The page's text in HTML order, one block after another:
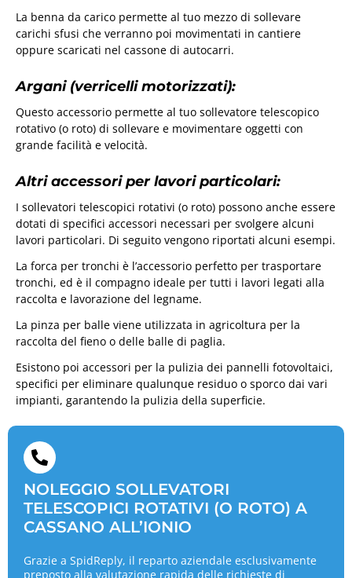
La benna da carico permette al tuo mezzo di sollevare
carichi sfusi che verranno poi movimentati in cantiere
oppure scaricati nel cassone di autocarri.
Argani (verricelli motorizzati):
Questo accessorio permette al tuo sollevatore telescopico
rotativo (o roto) di sollevare e movimentare oggetti con
grande facilità e velocità.
Altri accessori per lavori particolari:
I sollevatori telescopici rotativi (o roto) possono anche essere
dotati di specifici accessori necessari per svolgere alcuni
lavori particolari. Di seguito vengono riportati alcuni esempi.
La forca per tronchi è l’accessorio perfetto per trasportare
tronchi, ed è il compagno ideale per tutti i lavori legati alla
raccolta e lavorazione del legname.
La pinza per balle viene utilizzata in agricoltura per la
raccolta del fieno o delle balle di paglia.
Esistono poi accessori per la pulizia dei pannelli fotovoltaici,
specifici per eliminare qualunque residuo o sporco dai vari
impianti, garantendo la pulizia della superficie.
NOLEGGIO SOLLEVATORI
TELESCOPICI ROTATIVI (O ROTO) A
CASSANO ALL’IONIO
Grazie a SpidReply, il reparto aziendale esclusivamente
preposto alla valutazione rapida delle richieste di